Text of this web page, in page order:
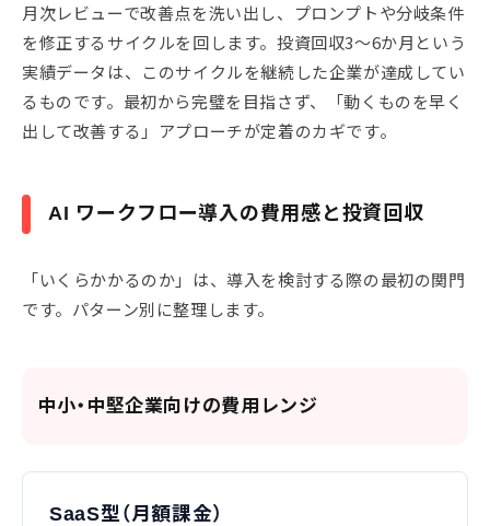
月次レビューで改善点を洗い出し、プロンプトや分岐条件
を修正するサイクルを回します。投資回収3〜6か月という
実績データは、このサイクルを継続した企業が達成してい
るものです。最初から完璧を目指さず、「動くものを早く
出して改善する」アプローチが定着のカギです。
AI ワークフロー導入の費用感と投資回収
「いくらかかるのか」は、導入を検討する際の最初の関門
です。パターン別に整理します。
中小・中堅企業向けの費用レンジ
SaaS型（月額課金）